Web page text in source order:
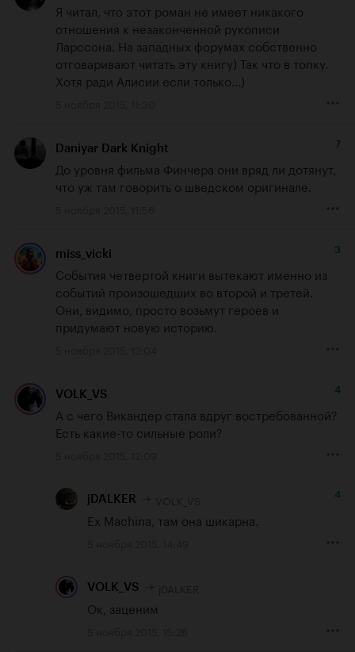
Я читал, что этот роман не имеет никакого
отношения к незаконченной рукописи
Ларссона. На западных форумах собственно
отговаривают читать эту книгу) Так что в топку.
Хотя ради Алисии если только...)
Daniyar Dark Knight 7
До уровня фильма Финчера они вряд ли дотянут,
что уж там говорить о шведском оригинале.
miss_vicki 3
События четвертой книги вытекают именно из
событий произошедших во второй и третей.
Они, видимо, просто возьмут героев и
придумают новую историю.
VOLK_VS 4
А с чего Викандер стала вдруг востребованной?
Есть какие-то сильные роли?
jDALKER 4
Ex Machina, там она шикарна.
VOLK_VS
Ок, заценим